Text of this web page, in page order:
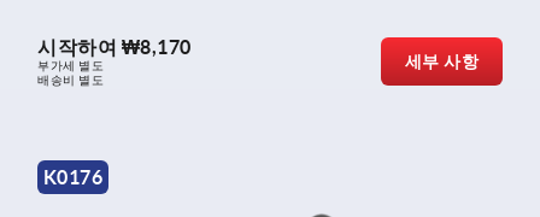
시작하여 ₩8,170
부가세 별도
배송비 별도
세부 사항
K0176